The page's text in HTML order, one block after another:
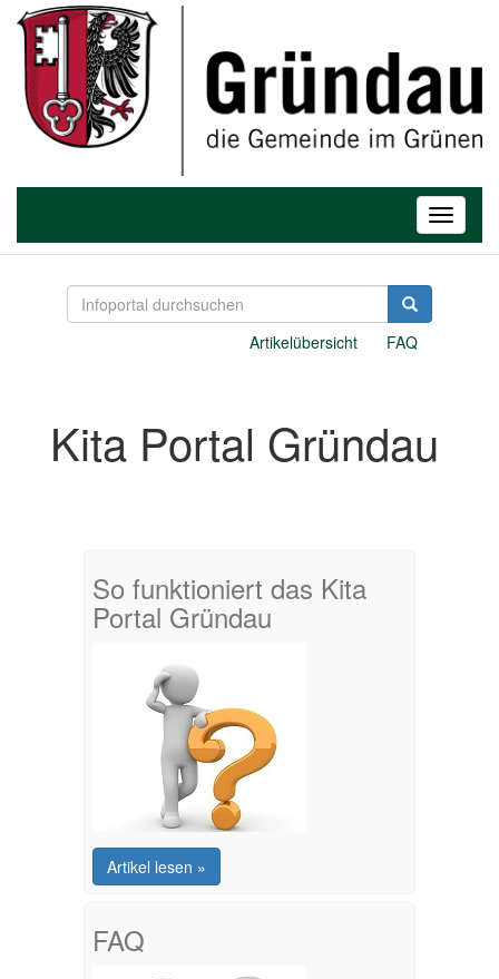
Toggle
FAQ
Artikelübersicht
Kita Portal Gründau
So funktioniert das Kita
Portal Gründau
Artikel lesen »
FAQ